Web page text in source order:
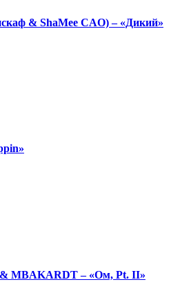
& ShaMee CAO) – «Дикий»
& MBAKARDT – «Ом, Pt. II»